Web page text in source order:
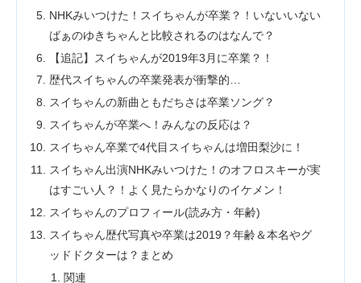
NHKみいつけた！スイちゃんが卒業？！いないいない
ばぁのゆきちゃんと比較されるのはなんで？
【追記】スイちゃんが2019年3月に卒業？！
歴代スイちゃんの卒業発表が衝撃的…
スイちゃんの新曲ともだちさは卒業ソング？
スイちゃんが卒業へ！みんなの反応は？
スイちゃん卒業で4代目スイちゃんは増田梨沙に！
スイちゃん出演NHKみいつけた！のオフロスキーが実
はすごい人？！よく見たらかなりのイケメン！
スイちゃんのプロフィール(読み方・年齢)
スイちゃん歴代写真や卒業は2019？年齢＆本名やグ
ッドドクターは？まとめ
関連